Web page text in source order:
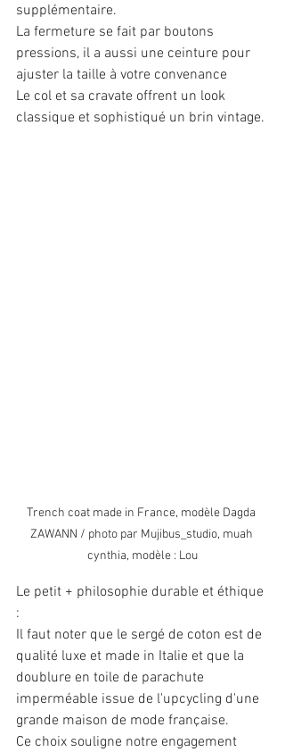
supplémentaire.
La fermeture se fait par boutons
pressions, il a aussi une ceinture pour
ajuster la taille à votre convenance
Le col et sa cravate offrent un look
classique et sophistiqué un brin vintage.
Trench coat made in France, modèle Dagda
ZAWANN / photo par Mujibus_studio, muah
cynthia, modèle : Lou
Le petit + philosophie durable et éthique
:
Il faut noter que le sergé de coton est de
qualité luxe et made in Italie et que la
doublure en toile de parachute
imperméable issue de l'upcycling d'une
grande maison de mode française.
Ce choix souligne notre engagement